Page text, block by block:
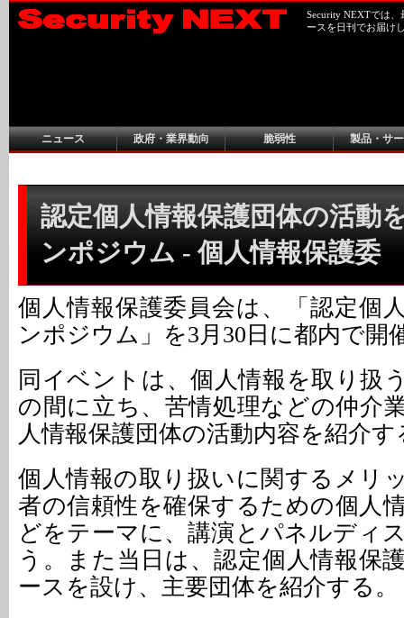
Security NEXTでは
ースを日刊でお届け
ニュース 政府・業界動向 脆弱性 製品・サ
認定個人情報保護団体の活動
ンポジウム - 個人情報保護委
個人情報保護委員会は、「認定個
ンポジウム」を3月30日に都内で開
同イベントは、個人情報を取り扱
の間に立ち、苦情処理などの仲介
人情報保護団体の活動内容を紹介
個人情報の取り扱いに関するメリ
者の信頼性を確保するための個人
どをテーマに、講演とパネルディ
う。また当日は、認定個人情報保
ースを設け、主要団体を紹介する。